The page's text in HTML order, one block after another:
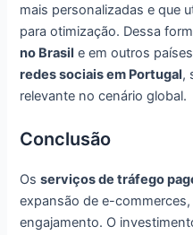
mais personalizadas e que
para otimização. Dessa
no Brasil e em outros
redes sociais em Portugal,
relevante no cenário global.
Conclusão
Osserviços de tráfego
expansão de e-
engajamento. O